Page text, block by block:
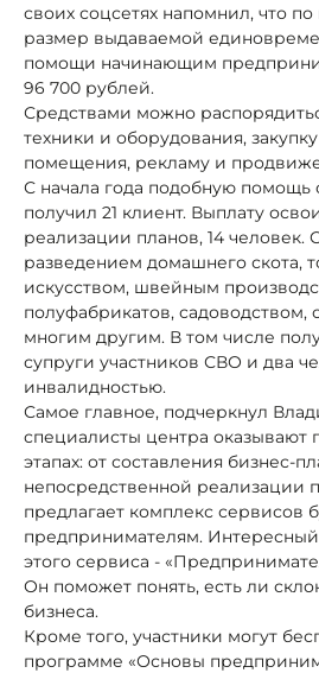
своих соцсетях напомнил, что
размер выдаваемой
помощи начинающим
96 700 рублей.
Средствами можно
техники и оборудования,
помещения, рекламу и
С начала года подобную помощь
получил 21 клиент. Выплату
реализации планов, 14 человек.
разведением домашнего скота,
искусством, швейным
полуфабрикатов,
многим другим. В том числе
супруги участников СВО и два
инвалидностью.
Самое главное, подчеркнул
специалисты центра оказывают
этапах: от составления бизнес-
непосредственной реализации
предлагает комплекс сервисов
предпринимателям. Интересный
этого сервиса -
Он поможет понять, есть ли
бизнеса.
Кроме того, участники могут
программе «Основы